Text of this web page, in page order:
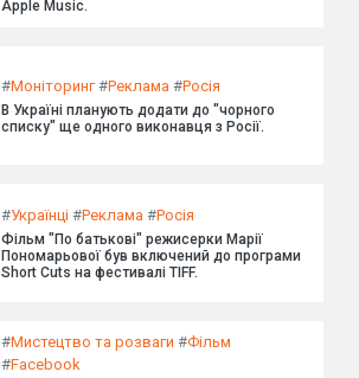
Apple Music.
#Моніторинг#Реклама #Росія
В Україні планують додати до "чорного
списку" ще одного виконавця з Росії.
#Українці #Реклама #Росія
Фільм "По батькові" режисерки Марії
Пономарьової був включений до програми
Short Cuts на фестивалі TIFF.
#Мистецтво та розваги #Фільм
#Facebook